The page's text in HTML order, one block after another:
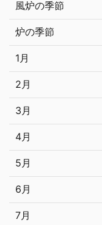
風炉の季節
炉の季節
1月
2月
3月
4月
5月
6月
7月